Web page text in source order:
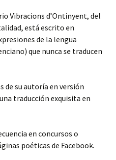
Vibracions d’Ontinyent, del
está escrito en
de la lengua
que nunca se traducen
su autoría en versión
traducción exquisita en
en concursos o
poéticas de Facebook.